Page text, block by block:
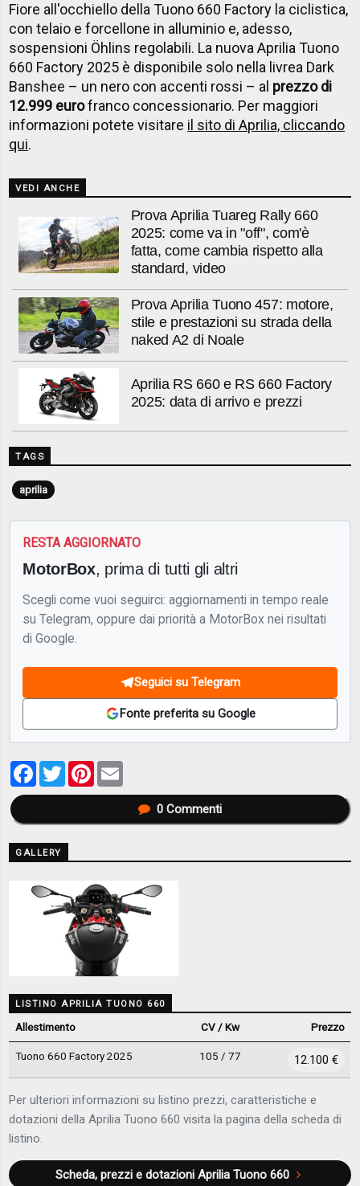
Fiore all'occhiello della Tuono 660 Factory la ciclistica,
con telaio e forcellone in alluminio e, adesso,
sospensioni Öhlins regolabili. La nuova Aprilia Tuono
660 Factory 2025 è disponibile solo nella livrea Dark
Banshee – un nero con accenti rossi – al prezzo di
12.999 eurofranco concessionario. Per maggiori
informazioni potete visitare il sito di Aprilia, cliccando
qui.
VEDI ANCHE
Prova Aprilia Tuareg Rally 660
2025: come va in "off", com'è
fatta, come cambia rispetto alla
standard, video
Prova Aprilia Tuono 457: motore,
stile e prestazioni su strada della
naked A2 di Noale
Aprilia RS 660 e RS 660 Factory
2025: data di arrivo e prezzi
TAGS
aprilia
RESTA AGGIORNATO
MotorBox, prima di tutti gli altri
Scegli come vuoi seguirci: aggiornamenti in tempo reale
su Telegram, oppure dai priorità a MotorBox nei risultati
di Google.
Seguici su Telegram
Fonte preferita su Google
Facebook
TwitterPinterest
0Commenti
GALLERY
LISTINO APRILIA TUONO 660
Allestimento CV / Kw Prezzo
Tuono 660 Factory 2025 105 / 77 12.100 €
Per ulteriori informazioni su listino prezzi, caratteristiche e
dotazioni della Aprilia Tuono 660 visita la pagina della scheda di
listino.
Scheda, prezzi e dotazioniAprilia Tuono 660